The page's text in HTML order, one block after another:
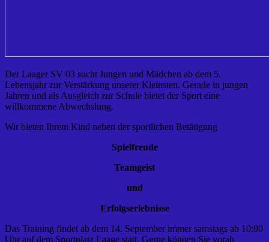
Der Laager SV 03 sucht Jungen und Mädchen ab dem 5.
Lebensjahr zur Verstärkung unserer Kleinsten. Gerade in jungen
Jahren und als Ausgleich zur Schule bietet der Sport eine
willkommene Abwechslung.
Wir bieten Ihrem Kind neben der sportlichen Betätigung
Spielfreude
Teamgeist
und
Erfolgserlebnisse
Das Training findet ab dem 14. September immer samstags ab 10:00
Uhr auf dem Sportplatz Laage statt. Gerne können Sie vorab